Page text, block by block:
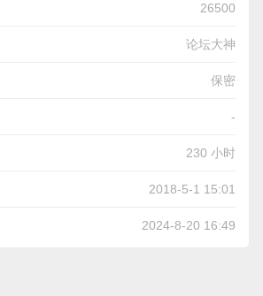
26500
论坛大神
保密
-
230 小时
2018-5-1 15:01
2024-8-20 16:49